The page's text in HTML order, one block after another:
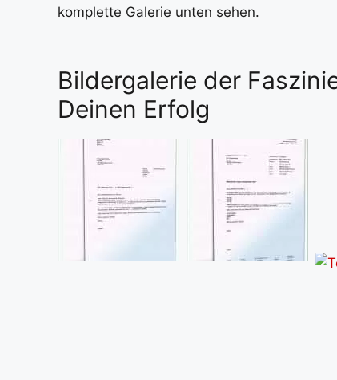
komplette Galerie unten sehen.
Bildergalerie der
Deinen Erfolg